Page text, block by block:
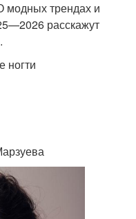
модных трендах и
расскажут
ногти